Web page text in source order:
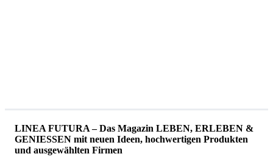
LINEA FUTURA – Das Magazin LEBEN, ERLEBEN &
GENIESSEN mit neuen Ideen, hochwertigen Produkten
und ausgewählten Firmen